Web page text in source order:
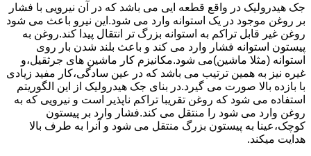
جک هیدرولیک در واقع قطعه ایی می باشد که در آن نیرویی با فشار
بر روغن موجود در یک استوانه وارد می شود.این نیرو باعث می شود
روغن غیر قابل تراکم به استوانه بزرگ تر انتقال پیدا کند.روغن به
پیستون استوانه فشار وارد می کند و باعث بلند شدن بار روی
استوانه (مثلا ماشین)می شود.مکانیزم کار ماشین های جرثقیل،و
غیره نیز به همین ترتیب می باشد که در عین سادگی،کار مفید زیادی
با بازده بالا صورت می گیرد.در بنای جک هیدرولیک از این الگوریتم
استفاده می شود که روغن تقریبا تراکم ناپذیر است و نیرویی که به
روغن وارد می شود را منتقل می کند.فشار وارد بر پیستون
کوچک،عینا به پیستون بزرگ منتقل می شود و آنرا به طرف بالا
هدایت میکند.